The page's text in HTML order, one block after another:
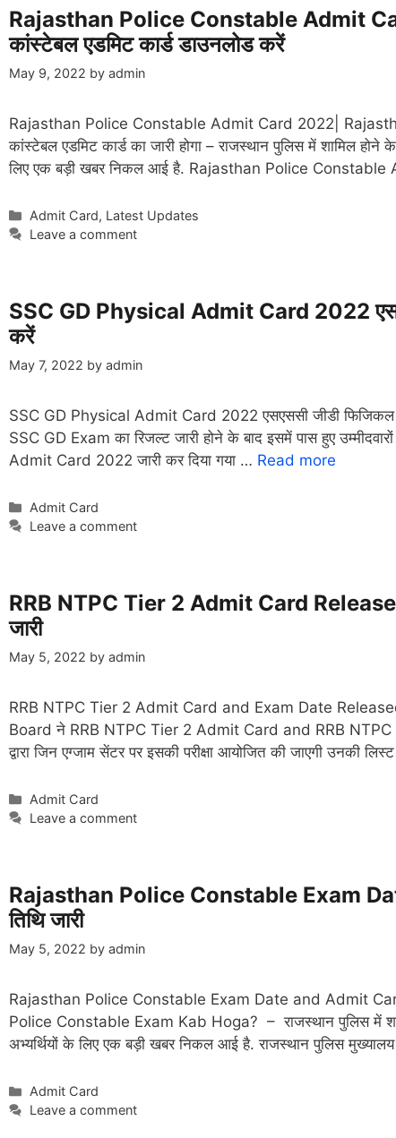
Rajasthan Police Constable Admit
कांस्टेबल एडमिट कार्ड डाउनलोड करें
May 9, 2022 by admin
Rajasthan Police Constable Admit Card 2022|
कांस्टेबल एडमिट कार्ड का जारी होगा – राजस्थान पुलिस में शामिल होने
लिए एक बड़ी खबर निकल आई है. Rajasthan Police
Categories
Admit Card, Latest Updates
Leave a comment
SSC GD Physical Admit Card 2022
करें
May 7, 2022 by admin
SSC GD Physical Admit Card 2022 एसएससी जीडी फिजिकल
SSC GD Exam का रिजल्ट जारी होने के बाद इसमें पास हुए
Admit Card 2022 जारी कर दिया गया … Read more
Categories
Admit Card
Leave a comment
RRB NTPC Tier 2 Admit Card Released
जारी
May 5, 2022 by admin
RRB NTPC Tier 2 Admit Card and Exam Date
Board ने RRB NTPC Tier 2 Admit Card and RRB NTPC
द्वारा जिन एग्जाम सेंटर पर इसकी परीक्षा आयोजित की जाएगी उनकी
Categories
Admit Card
Leave a comment
Rajasthan Police Constable Exam
तिथि जारी
May 5, 2022 by admin
Rajasthan Police Constable Exam Date and Admit
Police Constable Exam Kab Hoga? – राजस्थान पुलिस में
अभ्यर्थियों के लिए एक बड़ी खबर निकल आई है. राजस्थान पुलिस
Categories
Admit Card
Leave a comment